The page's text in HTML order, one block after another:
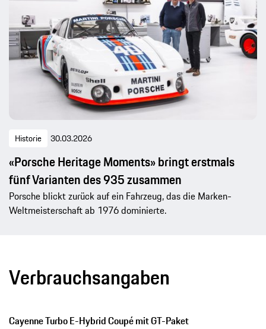
Historie 30.03.2026
«Porsche Heritage Moments» bringt erstmals
fünf Varianten des 935 zusammen
Porsche blickt zurück auf ein Fahrzeug, das die Marken-
Weltmeisterschaft ab 1976 dominierte.
Verbrauchsangaben
Cayenne Turbo E-Hybrid Coupé mit GT-Paket